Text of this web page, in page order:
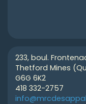
233, boul.
Thetford Mines
G6G 6K2
418 332-2757